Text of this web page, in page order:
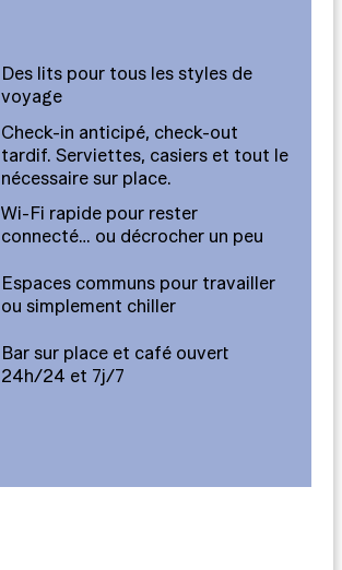
Des lits pour tous les styles de
voyage
Check-in anticipé, check-out
tardif. Serviettes, casiers et tout le
nécessaire sur place.
Wi-Fi rapide pour rester
connecté… ou décrocher un peu
Espaces communs pour travailler
ou simplement chiller
Bar sur place et café ouvert
24h/24 et 7j/7